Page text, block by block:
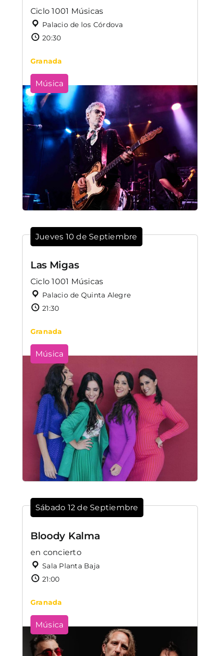
Ciclo 1001 Músicas
Palacio de los Córdova
20:30
Granada
Música
Jueves 10 de Septiembre
Las Migas
Ciclo 1001 Músicas
Palacio de Quinta Alegre
21:30
Granada
Música
Sábado 12 de Septiembre
Bloody Kalma
en concierto
Sala Planta Baja
21:00
Granada
Música